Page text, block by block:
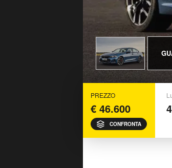
PREZZO
€ 46.600
CONFRONTA